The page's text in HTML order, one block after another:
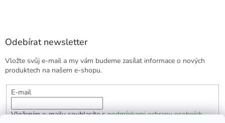
Odebírat newsletter
Vložte svůj e-mail a my vám budeme zasílat informace o nových
produktech na našem e-shopu.
E-mail
Vložením e-mailu souhlasíte spodmínkami ochrany osobních